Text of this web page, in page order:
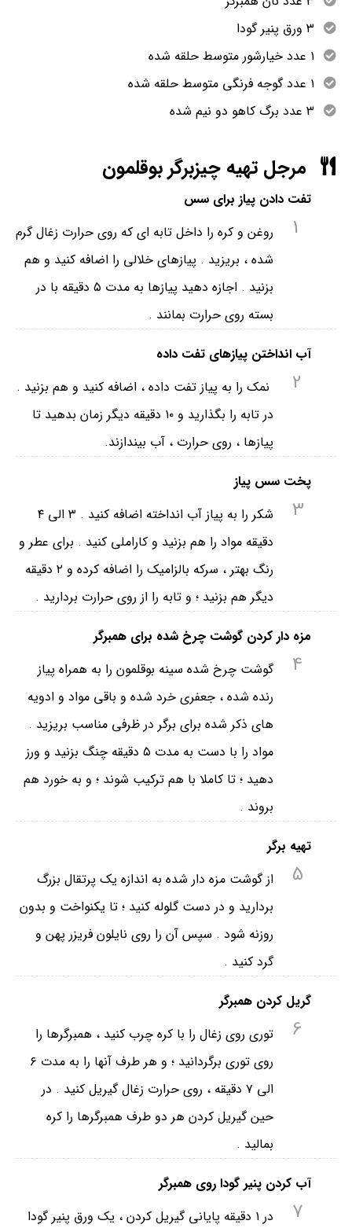
۳ ورق پنیر گودا
۱ عدد خیارشور متوسط حلقه شده
۱ عدد گوجه فرنگی متوسط حلقه شده
۳ عدد برگ کاهو دو نیم شده
مرجل تهیه چیزبرگر بوقلمون
تفت دادن پیاز برای سس
1
روغن و کره را داخل تابه ای که روی حرارت زغال گرم
شده ، بریزید . پیازهای خلالی را اضافه کنید و هم
بزنید . اجازه دهید پیازها به مدت ۵ دقیقه با در
بسته روی حرارت بمانند .
آب انداختن پیازهای تفت داده
2
نمک را به پیاز تفت داده ، اضافه کنید و هم بزنید .
در تابه را بگذارید و ۱۰ دقیقه دیگر زمان بدهید تا
پیازها ، روی حرارت ، آب بیندازند.
پخت سس پیاز
3
شکر را به پیاز آب انداخته اضافه کنید . ۳ الی ۴
دقیقه مواد را هم بزنید و کاراملی کنید . برای عطر و
رنگ بهتر ، سرکه بالزامیک را اضافه کرده و ۲ دقیقه
دیگر هم بزنید ؛ و تابه را از روی حرارت بردارید .
مزه دار کردن گوشت چرخ شده برای همبرگر
4
گوشت چرخ شده سینه بوقلمون را به همراه پیاز
رنده شده ، جعفری خرد شده و باقی مواد و ادویه
های ذکر شده برای برگر در ظرفی مناسب بریزید .
مواد را با دست به مدت ۵ دقیقه چنگ بزنید و ورز
دهید ؛ تا کاملا با هم ترکیب شوند ؛ و به خورد هم
بروند .
تهیه برگر
5
از گوشت مزه دار شده به اندازه یک پرتقال بزرگ
بردارید و در دست گلوله کنید ؛ تا یکنواخت و بدون
روزنه شود . سپس آن را روی نایلون فریزر پهن و
گرد کنید .
گریل کردن همبرگر
6
توری روی زغال را با کره چرب کنید ، همبرگرها را
روی توری برگردانید ؛ و هر طرف آنها را به مدت ۶
الی ۷ دقیقه ، روی حرارت زغال گیریل کنید . در
حین گیریل کردن هر دو طرف همبرگرها را کره
بمالید .
آب کردن پنیر گودا روی همبرگر
7
در ۱ دقیقه پایانی گیریل کردن ، یک ورق پنیر گودا